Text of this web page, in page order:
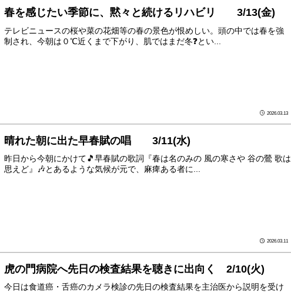
春を感じたい季節に、黙々と続けるリハビリ 3/13(金)
テレビニュースの桜や菜の花畑等の春の景色が恨めしい。頭の中では春を強
制され、今朝は０℃近くまで下がり、肌ではまだ冬❓とい...
2026.03.13
晴れた朝に出た早春賦の唱 3/11(水)
昨日から今朝にかけて🎵早春賦の歌詞『春は名のみの 風の寒さや 谷の鶯 歌は
思えど』🎶とあるような気候が元で、麻痺ある者に...
2026.03.11
虎の門病院へ先日の検査結果を聴きに出向く 2/10(火)
今日は食道癌・舌癌のカメラ検診の先日の検査結果を主治医から説明を受け